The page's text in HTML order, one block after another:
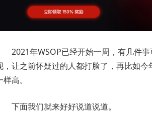
2021年WSOP已经开始一周，有几件
，让之前怀疑过的人都打脸了，再比如
样高。
下面我们就来好好说道说道。